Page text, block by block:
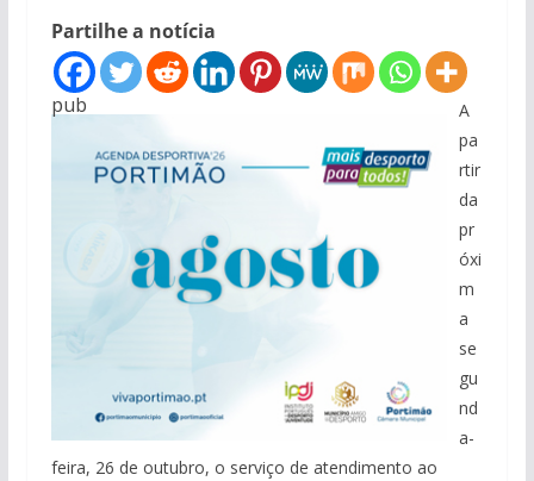
Partilhe a notícia
pub
A
pa
rtir
da
pr
óxi
m
a
se
gu
nd
a-
feira, 26 de outubro, o serviço de atendimento ao